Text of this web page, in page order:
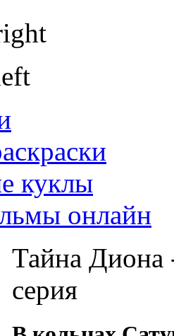
куклы
онлайн
Тайна Диона
серия